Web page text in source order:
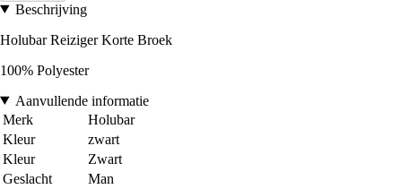
Beschrijving
Holubar Reiziger Korte Broek
100% Polyester
Aanvullende informatie
Merk
Holubar
Kleur
zwart
Kleur
Zwart
Geslacht
Man